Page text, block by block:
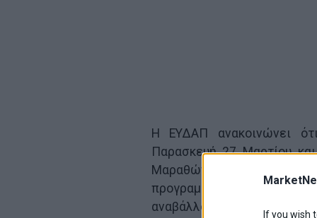
If you wish
Η ΕΥΔΑΠ ανακοινώνει
Παρασκευή 27 Μαρτίου
Μαραθώνος, Παιανίας,
προγραμματιστεί για την
αναβάλλονται, λόγω των